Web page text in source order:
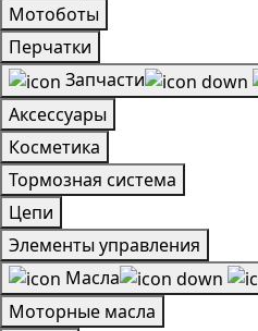
Мотоботы
Перчатки
Запчасти
Аксессуары
Косметика
Тормозная система
Цепи
Элементы управления
Масла
Моторные масла